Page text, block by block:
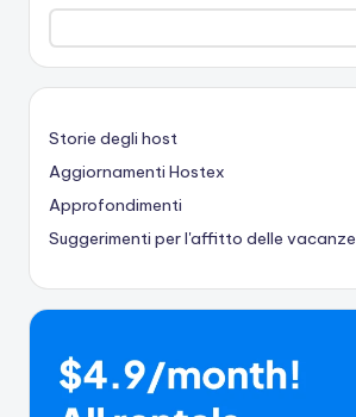
Storie degli host
Aggiornamenti Hostex
Approfondimenti
Suggerimenti per l'affitto delle vacanze